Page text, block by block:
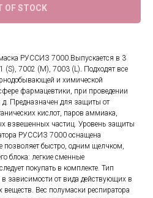
OF STOCK
РУССИЗ 7000.Выпускается в 3
7002 (М), 7003 (L). Подходят все
и химической
фармацевтики, при проведении
д. Предназначен для защиты от
кислот, паров аммиака,
взвешенных частиц. Уровень защиты
РУССИЗ 7000 оснащена
позволяет быстро, одним щелчком,
блока: легкие сменные
покупать в комплекте. Тип
зависимости от вида действующих в
Вес полумаски респиратора